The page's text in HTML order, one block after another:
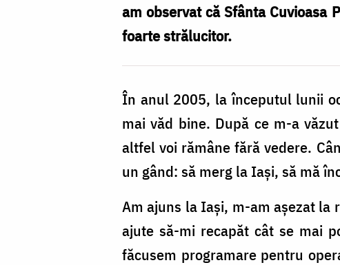
am observat că Sfânta Cuvioasa
foarte strălucitor.
În anul 2005, la începutul lunii
mai văd bine. După ce m-a
altfel voi rămâne fără vedere.
un gând: să merg la Iași, să mă
Am ajuns la Iași, m-am așezat la
ajute să-mi recapăt cât se mai
făcusem programare pentru